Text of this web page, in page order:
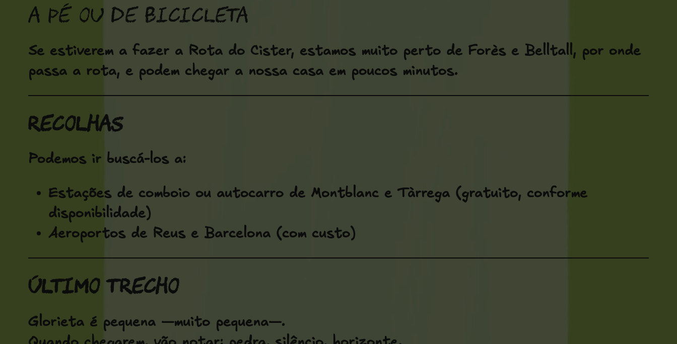
A pé ou de bicicleta
Se estiverem a fazer a Rota do Cister, estamos muito perto de Forès e Belltall, por onde
passa a rota, e podem chegar a nossa casa em poucos minutos.
Recolhas
Podemos ir buscá-los a:
Estações de comboio ou autocarro de Montblanc e Tàrrega (gratuito, conforme
disponibilidade)
Aeroportos de Reus e Barcelona (com custo)
Último trecho
Glorieta é pequena —muito pequena—.